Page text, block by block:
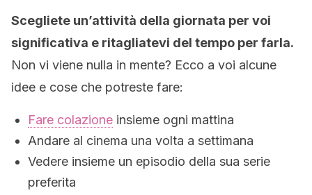
Scegliete un’attività della giornata per voi
significativa e ritagliatevi del tempo per farla.
Non vi viene nulla in mente? Ecco a voi alcune
idee e cose che potreste fare:
Fare colazione insieme ogni mattina
Andare al cinema una volta a settimana
Vedere insieme un episodio della sua serie
preferita